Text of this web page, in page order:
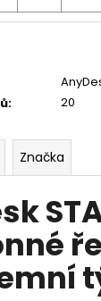
: 20
Značka